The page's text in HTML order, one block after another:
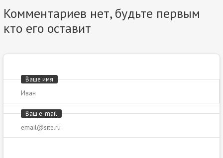
Комментариев нет, будьте первым
кто его оставит
Ваше имя
Ваш e-mail